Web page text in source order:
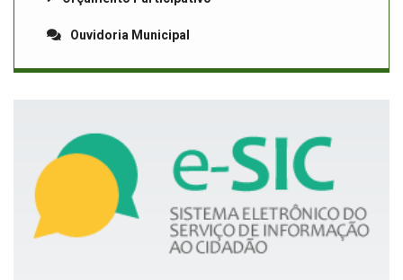
Ouvidoria Municipal